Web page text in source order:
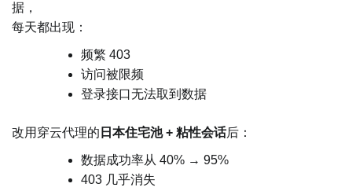
据，
每天都出现：
频繁 403
访问被限频
登录接口无法取到数据
改用穿云代理的 日本住宅池 + 粘性会话后：
数据成功率从 40% → 95%
403 几乎消失